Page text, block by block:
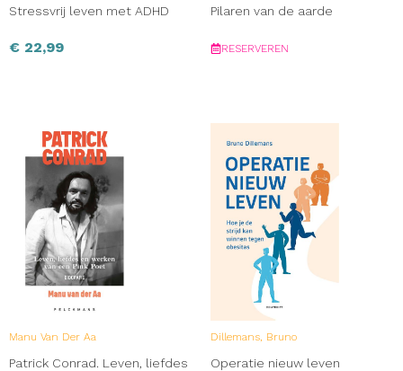
Stressvrij leven met ADHD
€ 22,99
Pilaren van de aarde
RESERVEREN
Manu Van Der Aa
Patrick Conrad. Leven, liefdes
Dillemans, Bruno
Operatie nieuw leven